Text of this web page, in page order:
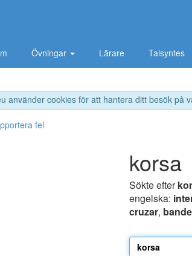
använder cookies för att hantera ditt besök på
Övningar Lärare Talsyntes
fel
korsa
Sökte efter
engelska:
cruzar,